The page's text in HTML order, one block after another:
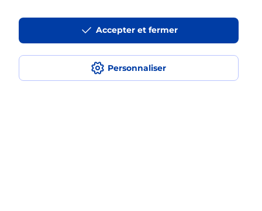
Personnaliser
Accepter et fermer
Questions fréquemment posées
Quel est le prix d’une numérisation ?